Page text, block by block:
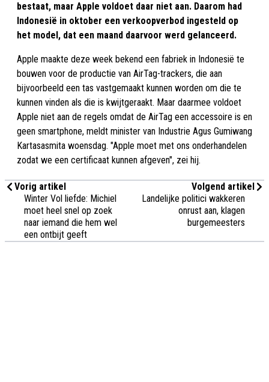
bestaat, maar Apple voldoet daar niet aan. Daarom had
Indonesië in oktober een verkoopverbod ingesteld op
het model, dat een maand daarvoor werd gelanceerd.
Apple maakte deze week bekend een fabriek in Indonesië te
bouwen voor de productie van AirTag-trackers, die aan
bijvoorbeeld een tas vastgemaakt kunnen worden om die te
kunnen vinden als die is kwijtgeraakt. Maar daarmee voldoet
Apple niet aan de regels omdat de AirTag een accessoire is en
geen smartphone, meldt minister van Industrie Agus Gumiwang
Kartasasmita woensdag. "Apple moet met ons onderhandelen
zodat we een certificaat kunnen afgeven", zei hij.
Vorig artikel
Winter Vol liefde: Michiel
moet heel snel op zoek
naar iemand die hem wel
een ontbijt geeft
Volgend artikel
Landelijke politici wakkeren
onrust aan, klagen
burgemeesters